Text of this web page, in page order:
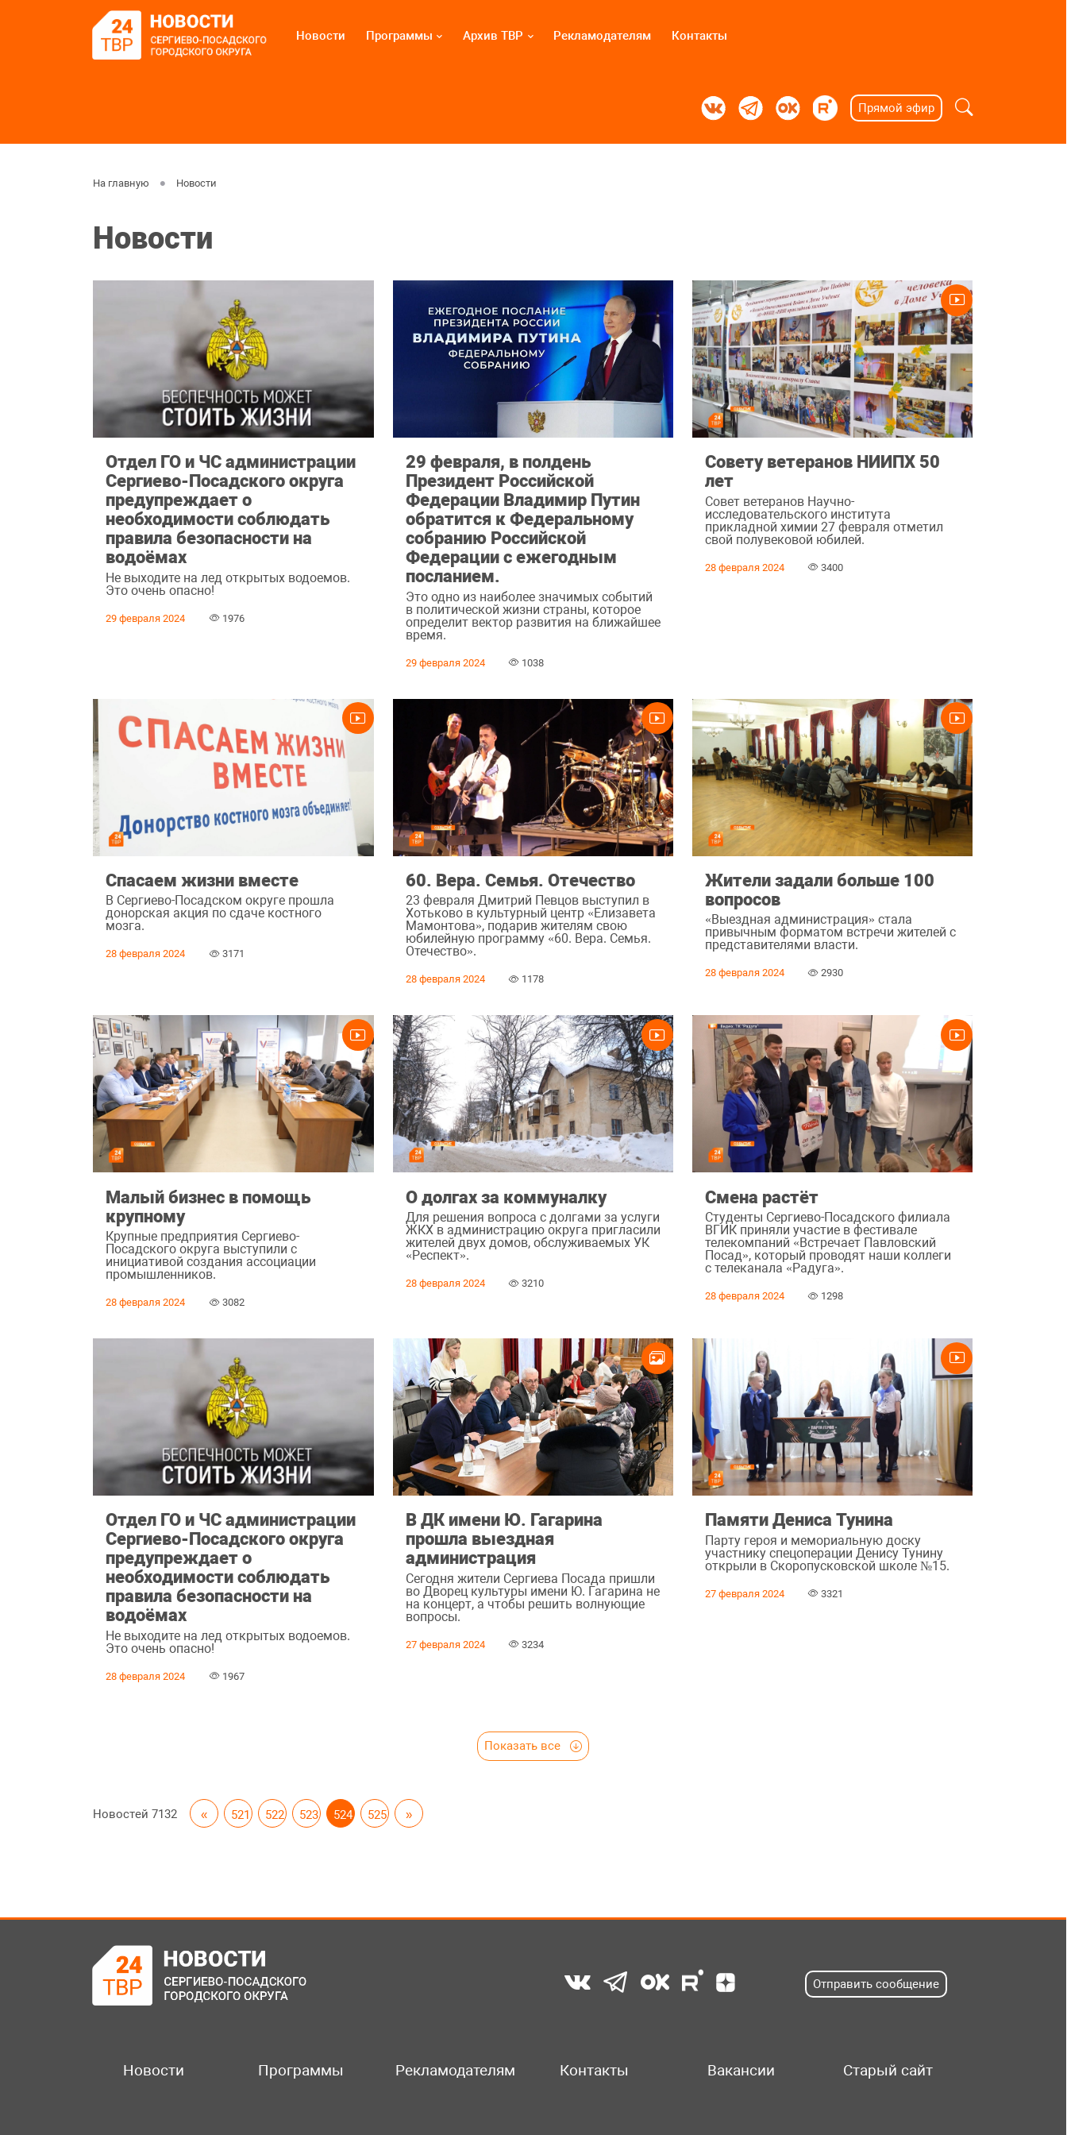
Новости Программы Архив ТВР Рекламодателям Контакты
Прямой эфир
На главную Новости
Новости
Отдел ГО и ЧС администрации
Сергиево-Посадского округа
предупреждает о
необходимости соблюдать
правила безопасности на
водоёмах
Не выходите на лед открытых водоемов.
Это очень опасно!
29 февраля 2024 1976
29 февраля, в полдень
Президент Российской
Федерации Владимир Путин
обратится к Федеральному
собранию Российской
Федерации с ежегодным
посланием.
Это одно из наиболее значимых событий
в политической жизни страны, которое
определит вектор развития на ближайшее
время.
29 февраля 2024 1038
Совету ветеранов НИИПХ 50
лет
Совет ветеранов Научно-
исследовательского института
прикладной химии 27 февраля отметил
свой полувековой юбилей.
28 февраля 2024 3400
Спасаем жизни вместе
В Сергиево-Посадском округе прошла
донорская акция по сдаче костного
мозга.
28 февраля 2024 3171
60. Вера. Семья. Отечество
23 февраля Дмитрий Певцов выступил в
Хотьково в культурный центр «Елизавета
Мамонтова», подарив жителям свою
юбилейную программу «60. Вера. Семья.
Отечество».
28 февраля 2024 1178
Жители задали больше 100
вопросов
«Выездная администрация» стала
привычным форматом встречи жителей с
представителями власти.
28 февраля 2024 2930
Малый бизнес в помощь
крупному
Крупные предприятия Сергиево-
Посадского округа выступили с
инициативой создания ассоциации
промышленников.
28 февраля 2024 3082
О долгах за коммуналку
Для решения вопроса с долгами за услуги
ЖКХ в администрацию округа пригласили
жителей двух домов, обслуживаемых УК
«Респект».
28 февраля 2024 3210
Смена растёт
Студенты Сергиево-Посадского филиала
ВГИК приняли участие в фестивале
телекомпаний «Встречает Павловский
Посад», который проводят наши коллеги
с телеканала «Радуга».
28 февраля 2024 1298
Отдел ГО и ЧС администрации
Сергиево-Посадского округа
предупреждает о
необходимости соблюдать
правила безопасности на
водоёмах
Не выходите на лед открытых водоемов.
Это очень опасно!
28 февраля 2024 1967
В ДК имени Ю. Гагарина
прошла выездная
администрация
Сегодня жители Сергиева Посада пришли
во Дворец культуры имени Ю. Гагарина не
на концерт, а чтобы решить волнующие
вопросы.
27 февраля 2024 3234
Памяти Дениса Тунина
Парту героя и мемориальную доску
участнику спецоперации Денису Тунину
открыли в Скоропусковской школе №15.
27 февраля 2024 3321
Показать все
Новостей7132 « 521 522 523 524 525 »
Отправить сообщение
Новости Программы Рекламодателям Контакты Вакансии Старый сайт